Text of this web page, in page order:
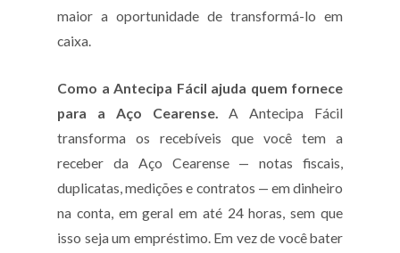
maior a oportunidade de transformá-lo em
caixa.
Como a Antecipa Fácil ajuda quem fornece
para a Aço Cearense. A Antecipa Fácil
transforma os recebíveis que você tem a
receber da Aço Cearense — notas fiscais,
duplicatas, medições e contratos — em dinheiro
na conta, em geral em até 24 horas, sem que
isso seja um empréstimo. Em vez de você bater